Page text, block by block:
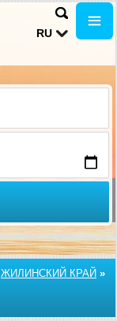
RU
ЖИЛИНСКИЙ КРАЙ »